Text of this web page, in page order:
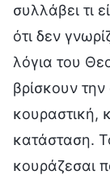
συλλάβει τι
ότι δεν
λόγια του
βρίσκουν
κουραστική,
κατάσταση.
κουράζεσαι